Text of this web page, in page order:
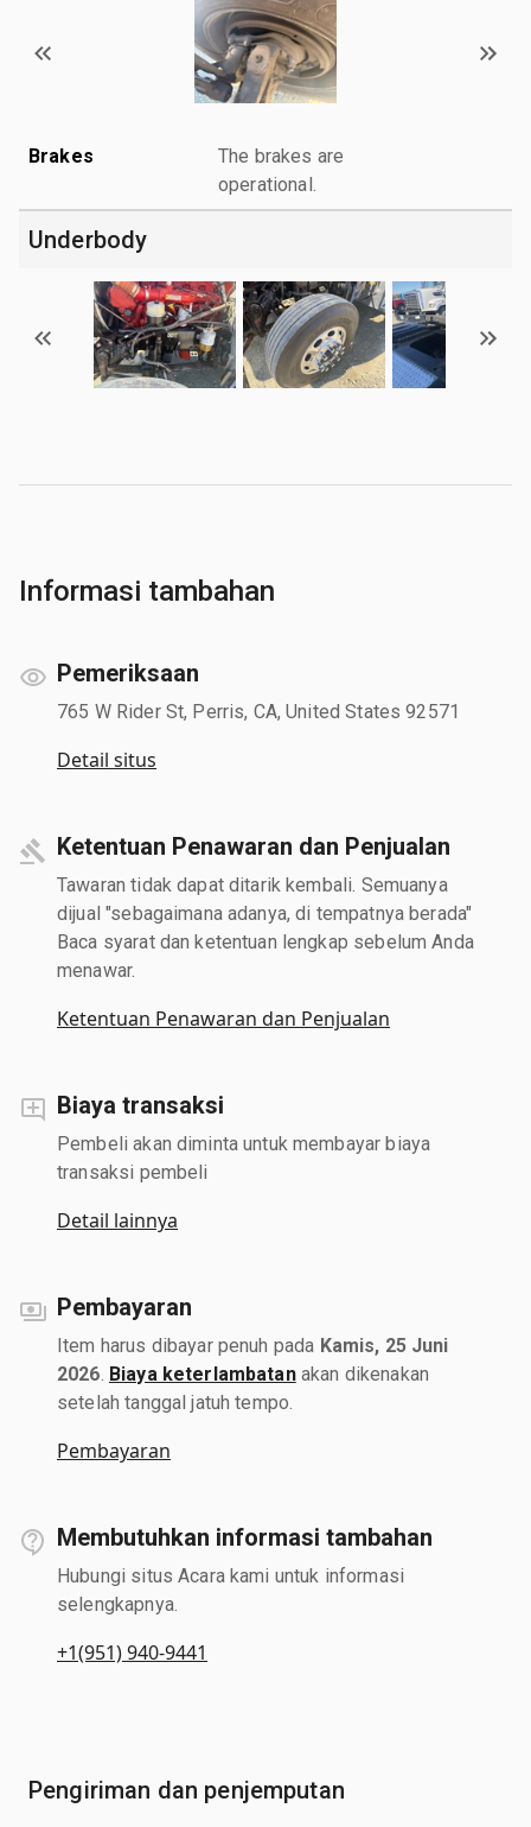
Brakes
The brakes are
operational.
Underbody
Informasi tambahan
Pemeriksaan
765 W Rider St, Perris, CA, United States 92571
Detail situs
Ketentuan Penawaran dan Penjualan
Tawaran tidak dapat ditarik kembali. Semuanya
dijual "sebagaimana adanya, di tempatnya berada"
Baca syarat dan ketentuan lengkap sebelum Anda
menawar.
Ketentuan Penawaran dan Penjualan
Biaya transaksi
Pembeli akan diminta untuk membayar biaya
transaksi pembeli
Detail lainnya
Pembayaran
Item harus dibayar penuh pada Kamis, 25 Juni
2026 Biaya keterlambatanakan dikenakan
setelah tanggal jatuh tempo.
Pembayaran
Membutuhkan informasi tambahan
Hubungi situs Acara kami untuk informasi
selengkapnya.
+1(951) 940-9441
Pengiriman dan penjemputan